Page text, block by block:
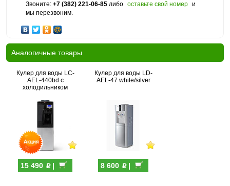
Звоните: +7 (382) 221-06-85 либо оставьте свой номер и
мы перезвоним.
Аналогичные товары
Кулер для воды LC-
AEL-440bd с
холодильником
15 490 p|
Кулер для воды LD-
AEL-47 white/silver
8 600 p|